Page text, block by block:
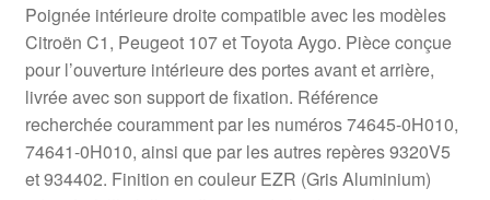
Poignée intérieure droite compatible avec les modèles
Citroën C1, Peugeot 107 et Toyota Aygo. Pièce conçue
pour l’ouverture intérieure des portes avant et arrière,
livrée avec son support de fixation. Référence
recherchée couramment par les numéros 74645-0H010,
74641-0H010, ainsi que par les autres repères 9320V5
et 934402. Finition en couleur EZR (Gris Aluminium)